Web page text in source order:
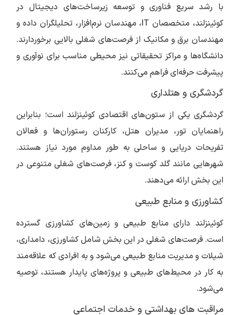
با رشد سریع فناوری و توسعه زیرساخت‌های دیجیتال در
کوئینزلند، متخصصان IT، مهندسان نرم‌افزار، تحلیلگران داده و
مهندسان برق و مکانیک از فرصت‌های شغلی بالایی برخوردارند.
دانشگاه‌ها و مراکز تحقیقاتی نیز محیطی مناسب برای نوآوری و
پیشرفت حرفه‌ای فراهم می‌کنند.
گردشگری و هتلداری
گردشگری یکی از ستون‌های اقتصادی کوئینزلند است؛ بنابراین
راهنمایان تور، مدیران هتل، کارکنان رستوران‌ها و فعالان
تفریحات دریایی و ساحلی به طور مداوم مورد نیاز هستند.
شهرهایی مانند گلد کوست و کنز، فرصت‌های شغلی متنوعی در
این بخش ارائه می‌دهند.
کشاورزی و منابع طبیعی
کوئینزلند دارای منابع طبیعی و زمین‌های کشاورزی گسترده
است. فرصت‌های شغلی در این بخش شامل کشاورزی، دامداری،
شیلات و مدیریت منابع طبیعی می‌شود و به افرادی که علاقه‌مند
به کار در محیط‌های طبیعی و پروژه‌های پایدار هستند، توصیه
می‌شود.
مراقبت های بهداشتی و خدمات اجتماعی